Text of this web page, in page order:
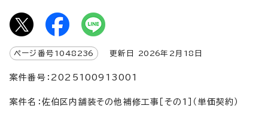
ページ番号 1048236 更新日 2026年2月 18 日
案件番号：2025100913001
案件名：佐伯区内舗装その他補修工事［その1］（単価契約）